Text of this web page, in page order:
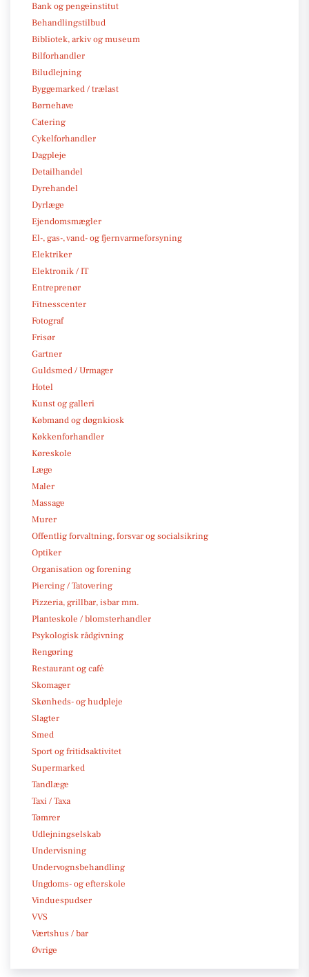
Bank og pengeinstitut
Behandlingstilbud
Bibliotek, arkiv og museum
Bilforhandler
Biludlejning
Byggemarked / trælast
Børnehave
Catering
Cykelforhandler
Dagpleje
Detailhandel
Dyrehandel
Dyrlæge
Ejendomsmægler
El-, gas-, vand- og fjernvarmeforsyning
Elektriker
Elektronik / IT
Entreprenør
Fitnesscenter
Fotograf
Frisør
Gartner
Guldsmed / Urmager
Hotel
Kunst og galleri
Købmand og døgnkiosk
Køkkenforhandler
Køreskole
Læge
Maler
Massage
Murer
Offentlig forvaltning, forsvar og socialsikring
Optiker
Organisation og forening
Piercing / Tatovering
Pizzeria, grillbar, isbar mm.
Planteskole / blomsterhandler
Psykologisk rådgivning
Rengøring
Restaurant og café
Skomager
Skønheds- og hudpleje
Slagter
Smed
Sport og fritidsaktivitet
Supermarked
Tandlæge
Taxi / Taxa
Tømrer
Udlejningselskab
Undervisning
Undervognsbehandling
Ungdoms- og efterskole
Vinduespudser
VVS
Værtshus / bar
Øvrige